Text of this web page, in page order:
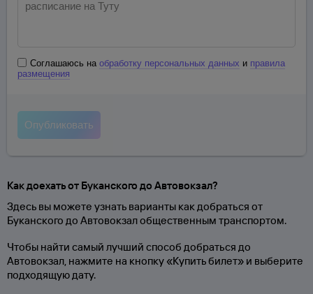
Соглашаюсь на обработку персональных данных и правила
размещения
Как доехать от Буканского до Автовокзал?
Здесь вы можете узнать варианты как добраться от
Буканского до Автовокзал общественным транспортом.
Чтобы найти самый лучший способ добраться до
Автовокзал, нажмите на кнопку «Купить билет» и выберите
подходящую дату.